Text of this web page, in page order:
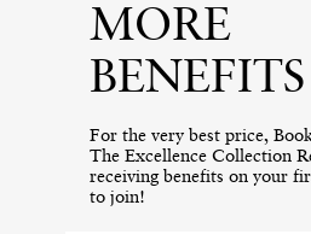
MORE
BENEFITS
For the very best price,
The Excellence Collection
receiving benefits on your
to join!